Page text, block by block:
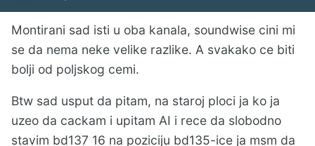
Montirani sad isti u oba kanala, soundwise cini mi
se da nema neke velike razlike. A svakako ce biti
bolji od poljskog cemi.
Btw sad usput da pitam, na staroj ploci ja ko ja
uzeo da cackam i upitam AI i rece da slobodno
stavim bd137 16 na poziciju bd135-ice ja msm da